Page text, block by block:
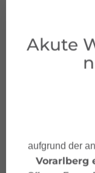
Akute
aufgrund der
Vorarlberg